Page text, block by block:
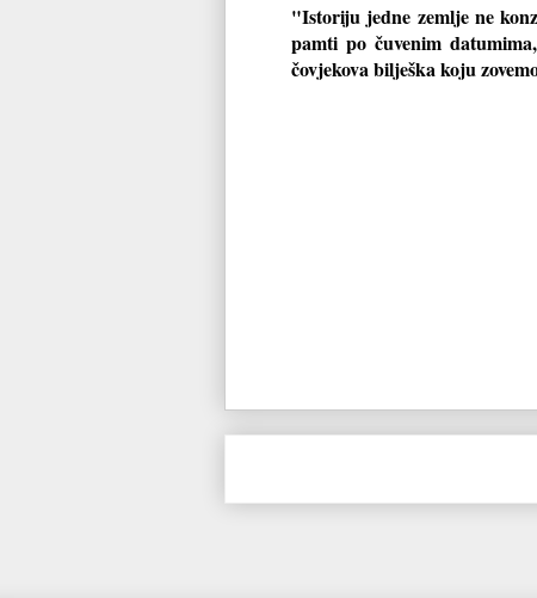
"Istoriju jedne zemlje ne
pamti po čuvenim
čovjekova bilješka koju